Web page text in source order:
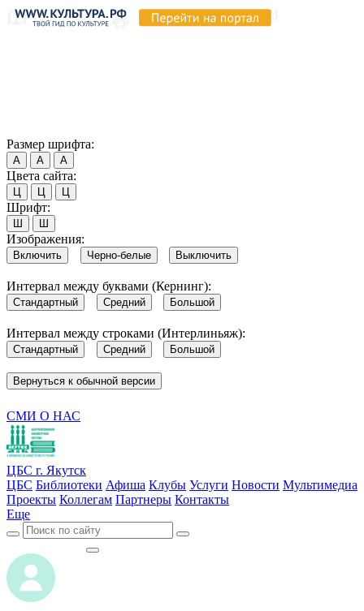
Размер шрифта:
А А А
Цвета сайта:
Ц Ц Ц
Шрифт:
Ш Ш
Изображения:
Включить Черно-белые Выключить
Интервал между буквами (Кернинг):
Стандартный Средний Большой
Интервал между строками (Интерлиньяж):
Стандартный Средний Большой
Вернуться к обычной версии
СМИ О НАС
ЦБС г. Якутск
ЦБС Библиотеки Афиша Клубы Услуги Новости Мультимедиа
Проекты Коллегам Партнеры Контакты
Еще